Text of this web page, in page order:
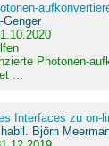
Genger
Photonen-
...
Interfaces zu on-
Björn